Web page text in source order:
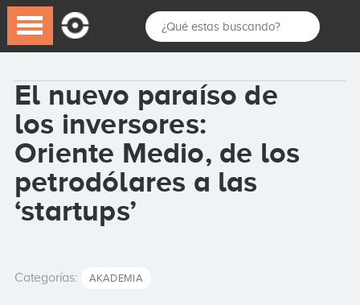
El nuevo paraíso de
los inversores:
Oriente Medio, de los
petrodólares a las
‘startups’
Categorías: AKADEMIA